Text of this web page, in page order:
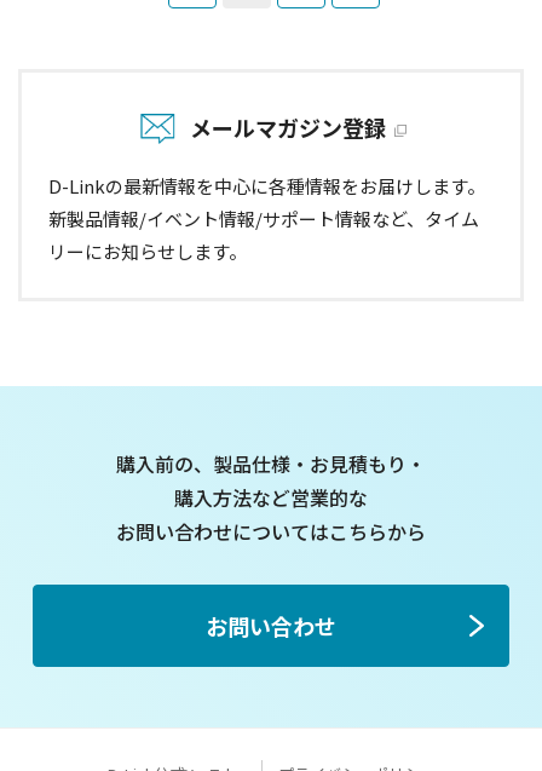
メールマガジン登録
D-Linkの最新情報を中心に各種情報をお届けします。
新製品情報/イベント情報/サポート情報など、タイム
リーにお知らせします。
購入前の、製品仕様・お見積もり・
購入方法など営業的な
お問い合わせについてはこちらから
お問い合わせ